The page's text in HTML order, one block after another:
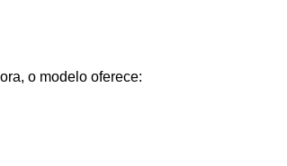
o modelo oferece: